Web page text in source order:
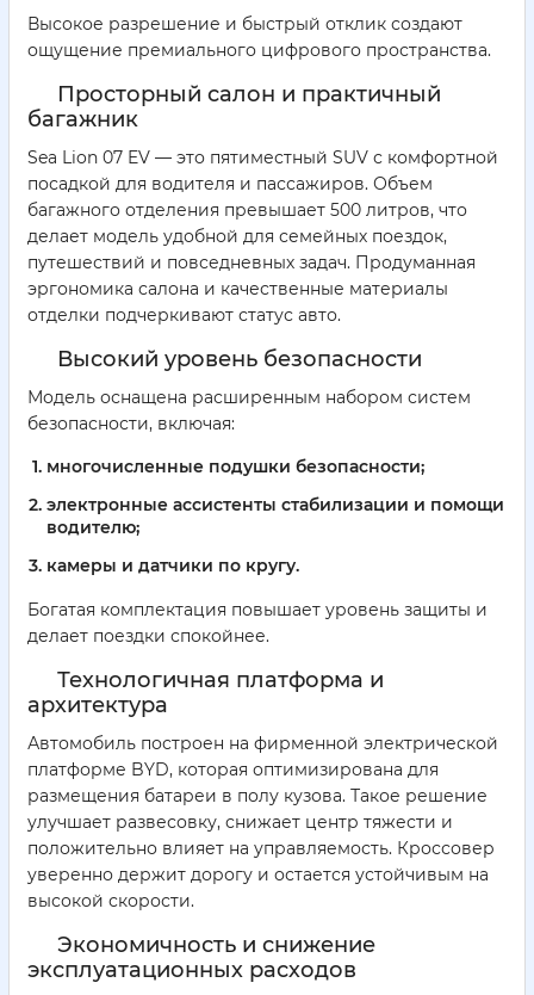
Высокое разрешение и быстрый отклик создают
ощущение премиального цифрового пространства.
Просторный салон и практичный
багажник
Sea Lion 07 EV — это пятиместный SUV с комфортной
посадкой для водителя и пассажиров. Объем
багажного отделения превышает 500 литров, что
делает модель удобной для семейных поездок,
путешествий и повседневных задач. Продуманная
эргономика салона и качественные материалы
отделки подчеркивают статус авто.
Высокий уровень безопасности
Модель оснащена расширенным набором систем
безопасности, включая:
многочисленные подушки безопасности;
электронные ассистенты стабилизации и помощи
водителю;
камеры и датчики по кругу.
Богатая комплектация повышает уровень защиты и
делает поездки спокойнее.
Технологичная платформа и
архитектура
Автомобиль построен на фирменной электрической
платформе BYD, которая оптимизирована для
размещения батареи в полу кузова. Такое решение
улучшает развесовку, снижает центр тяжести и
положительно влияет на управляемость. Кроссовер
уверенно держит дорогу и остается устойчивым на
высокой скорости.
Экономичность и снижение
эксплуатационных расходов